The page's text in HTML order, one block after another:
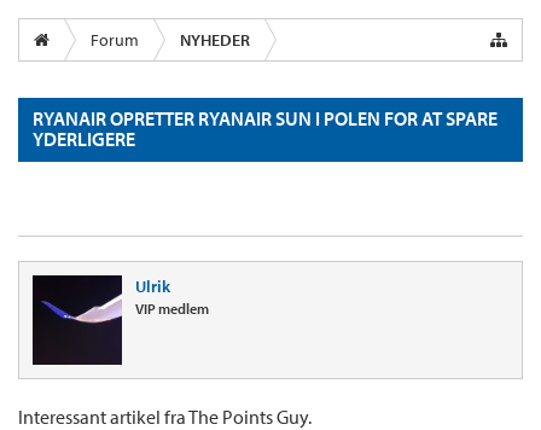
Forum NYHEDER
RYANAIR OPRETTER RYANAIR SUN I POLEN FOR AT SPARE
YDERLIGERE
Ulrik
VIP medlem
Interessant artikel fra The Points Guy.